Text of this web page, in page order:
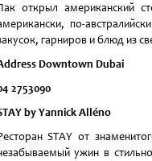
открыл американский
по-
гарниров и блюд из
Downtown Dubai
2753090
by Yannick Alléno
STAY от
ужин в